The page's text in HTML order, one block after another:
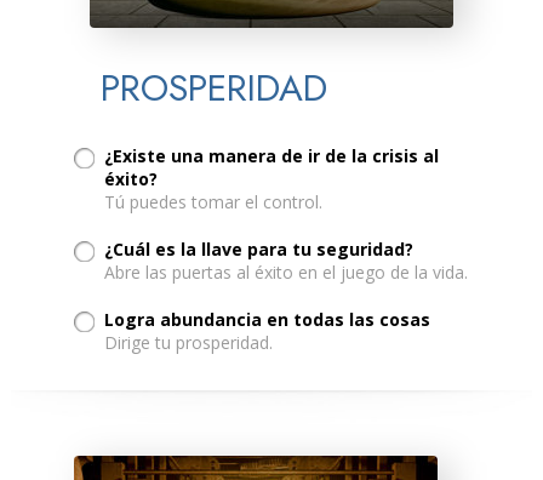
PROSPERIDAD
¿Existe una manera de ir de la crisis al
éxito?
Tú puedes tomar el control.
¿Cuál es la llave para tu seguridad?
Abre las puertas al éxito en el juego de la vida.
Logra abundancia en todas las cosas
Dirige tu prosperidad.